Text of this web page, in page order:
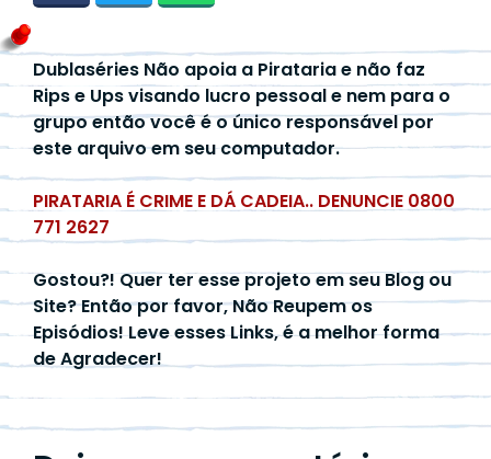
Dublaséries Não apoia a Pirataria e não faz
Rips e Ups visando lucro pessoal e nem para o
grupo então você é o único responsável por
este arquivo em seu computador.
PIRATARIA É CRIME E DÁ CADEIA.. DENUNCIE 0800
771 2627
Gostou?! Quer ter esse projeto em seu Blog ou
Site? Então por favor, Não Reupem os
Episódios! Leve esses Links, é a melhor forma
de Agradecer!